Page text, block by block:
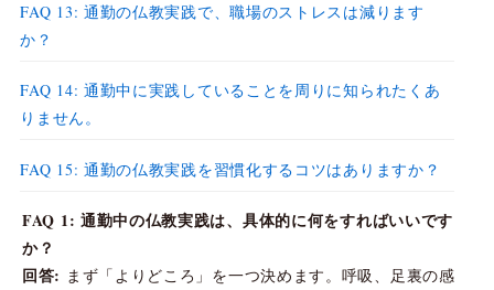
FAQ 13: 通勤の仏教実践で、職場のストレスは減ります
か？
FAQ 14: 通勤中に実践していることを周りに知られたくあ
りません。
FAQ 15: 通勤の仏教実践を習慣化するコツはありますか？
FAQ 1: 通勤中の仏教実践は、具体的に何をすればいいです
か？
回答: まず「よりどころ」を一つ決めます。呼吸、足裏の感